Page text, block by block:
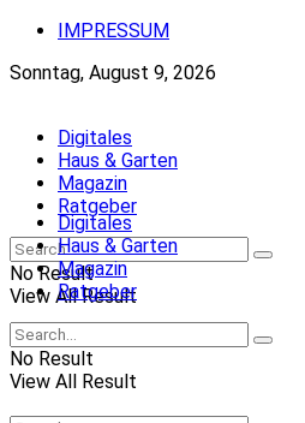
IMPRESSUM
Sonntag, August 9, 2026
Digitales
Haus & Garten
Magazin
Ratgeber
No Result
View All Result
Digitales
Haus & Garten
Magazin
Ratgeber
No Result
View All Result